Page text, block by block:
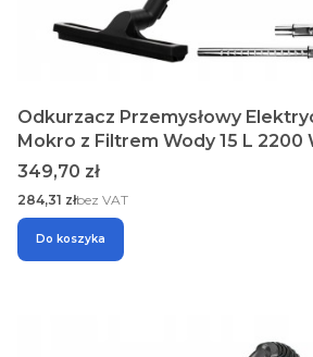
Odkurzacz Przemysłowy
Mokro z Filtrem Wody 15 L 2200
Cena
349,70 zł
Cena
284,31 złbez VAT
Do koszyka